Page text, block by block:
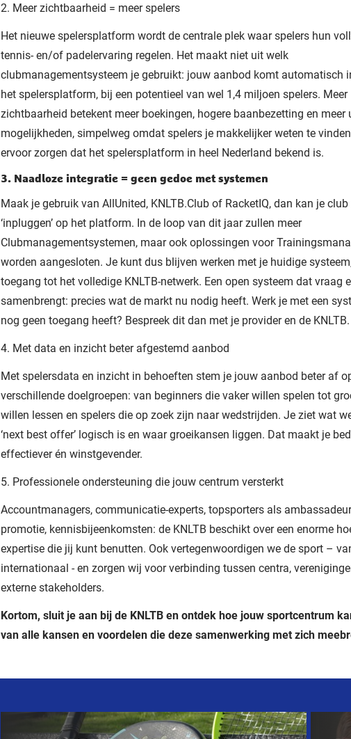
2. Meer zichtbaarheid = meer spelers
Het nieuwe spelersplatform wordt de centrale plek waar spelers hun
tennis- en/of padelervaring regelen. Het maakt niet uit welk
clubmanagementsysteem je gebruikt: jouw aanbod komt automatisch
het spelersplatform, bij een potentieel van wel 1,4 miljoen spelers. Meer
zichtbaarheid betekent meer boekingen, hogere baanbezetting en meer
mogelijkheden, simpelweg omdat spelers je makkelijker weten te
ervoor zorgen dat het spelersplatform in heel Nederland bekend is.
3. Naadloze integratie = geen gedoe met systemen
Maak je gebruik van AllUnited, KNLTB.Club of RacketIQ, dan kan je club
‘inpluggen’ op het platform. In de loop van dit jaar zullen meer
Clubmanagementsystemen, maar ook oplossingen voor
worden aangesloten. Je kunt dus blijven werken met je huidige
toegang tot het volledige KNLTB-netwerk. Een open systeem dat vraag
samenbrengt: precies wat de markt nu nodig heeft. Werk je met een
nog geen toegang heeft? Bespreek dit dan met je provider en de KNLTB.
4. Met data en inzicht beter afgestemd aanbod
Met spelersdata en inzicht in behoeften stem je jouw aanbod beter af
verschillende doelgroepen: van beginners die vaker willen spelen tot
willen lessen en spelers die op zoek zijn naar wedstrijden. Je ziet wat
‘next best offer’ logisch is en waar groeikansen liggen. Dat maakt je
effectiever én winstgevender.
5. Professionele ondersteuning die jouw centrum versterkt
Accountmanagers, communicatie-experts, topsporters als
promotie, kennisbijeenkomsten: de KNLTB beschikt over een enorme
expertise die jij kunt benutten. Ook vertegenwoordigen we de sport –
internationaal - en zorgen wij voor verbinding tussen centra,
externe stakeholders.
Kortom, sluit je aan bij de KNLTB en ontdek hoe jouw sportcentrum
van alle kansen en voordelen die deze samenwerking met zich
Gerelateerd